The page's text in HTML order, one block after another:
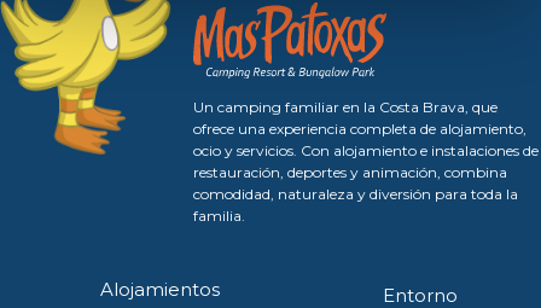
Un camping familiar en la Costa Brava, que
ofrece una experiencia completa de alojamiento,
ocio y servicios. Con alojamiento e instalaciones de
restauración, deportes y animación, combina
comodidad, naturaleza y diversión para toda la
familia.
Alojamientos
Entorno